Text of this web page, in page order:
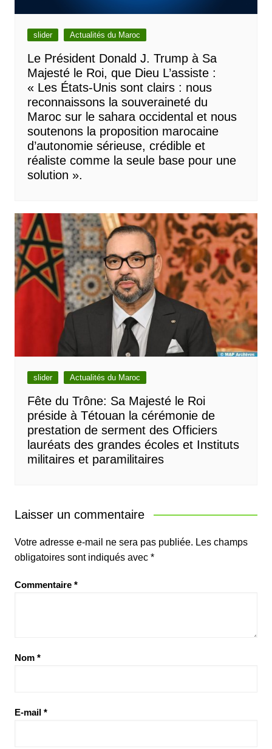
slider Actualités du Maroc
Le Président Donald J. Trump à Sa
Majesté le Roi, que Dieu L’assiste :
« Les États-Unis sont clairs : nous
reconnaissons la souveraineté du
Maroc sur le sahara occidental et nous
soutenons la proposition marocaine
d’autonomie sérieuse, crédible et
réaliste comme la seule base pour une
solution ».
slider Actualités du Maroc
Fête du Trône: Sa Majesté le Roi
préside à Tétouan la cérémonie de
prestation de serment des Officiers
lauréats des grandes écoles et Instituts
militaires et paramilitaires
Laisser un commentaire
Votre adresse e-mail ne sera pas publiée. Les champs
obligatoires sont indiqués avec *
Commentaire *
Nom *
E-mail *